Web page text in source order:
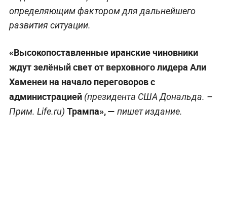
определяющим фактором для дальнейшего
развития ситуации.
«Высокопоставленные иранские чиновники
ждут зелёный свет от верховного лидера Али
Хаменеи на начало переговоров с
администрацией (президента США Дональда. –
Прим. Life.ru) Трампа», — пишет издание.